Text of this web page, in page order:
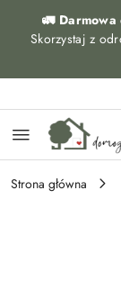
Przejdź do
Przejdź do
Przejdź do
Przejdź do
Przejdź do
Przejdź do
🚛 Darmowa
Skorzystaj z
Strona główna